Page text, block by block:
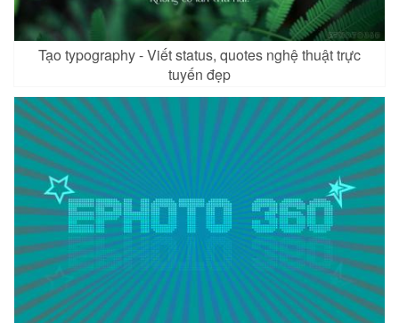
Tạo typography - Viết status, quotes nghệ thuật trực
tuyến đẹp